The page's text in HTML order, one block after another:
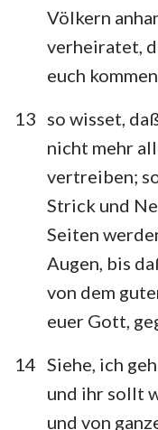
22
23
Völkern
verheiratet,
euch
13 so wisset,
nicht mehr
vertreiben;
Strick und
Seiten
Augen, bis
von dem
euer Gott,
14 Siehe, ich
und ihr sollt
und von